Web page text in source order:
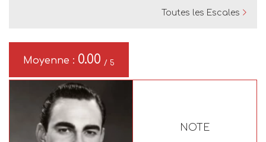
Toutes les Escales
Moyenne : 0.00 / 5
NOTE